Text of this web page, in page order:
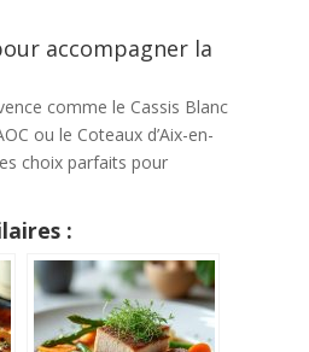
accompagner la
comme le Cassis Blanc
ou le Coteaux d’Aix-en-
choix parfaits pour
: